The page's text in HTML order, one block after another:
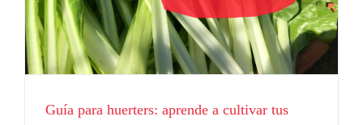
Blog
Guía para huerters: aprende a cultivar tus